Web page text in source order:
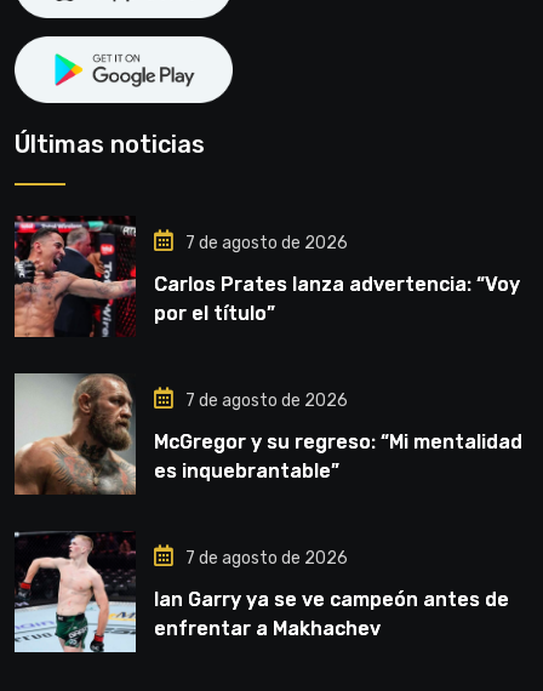
Últimas noticias
7 de agosto de 2026
Carlos Prates lanza advertencia: “Voy
por el título”
7 de agosto de 2026
McGregor y su regreso: “Mi mentalidad
es inquebrantable”
7 de agosto de 2026
Ian Garry ya se ve campeón antes de
enfrentar a Makhachev